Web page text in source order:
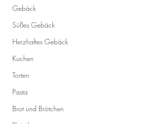
Gebäck
Süßes Gebäck
Herzhaftes Gebäck
Kuchen
Torten
Pasta
Brot und Brötchen